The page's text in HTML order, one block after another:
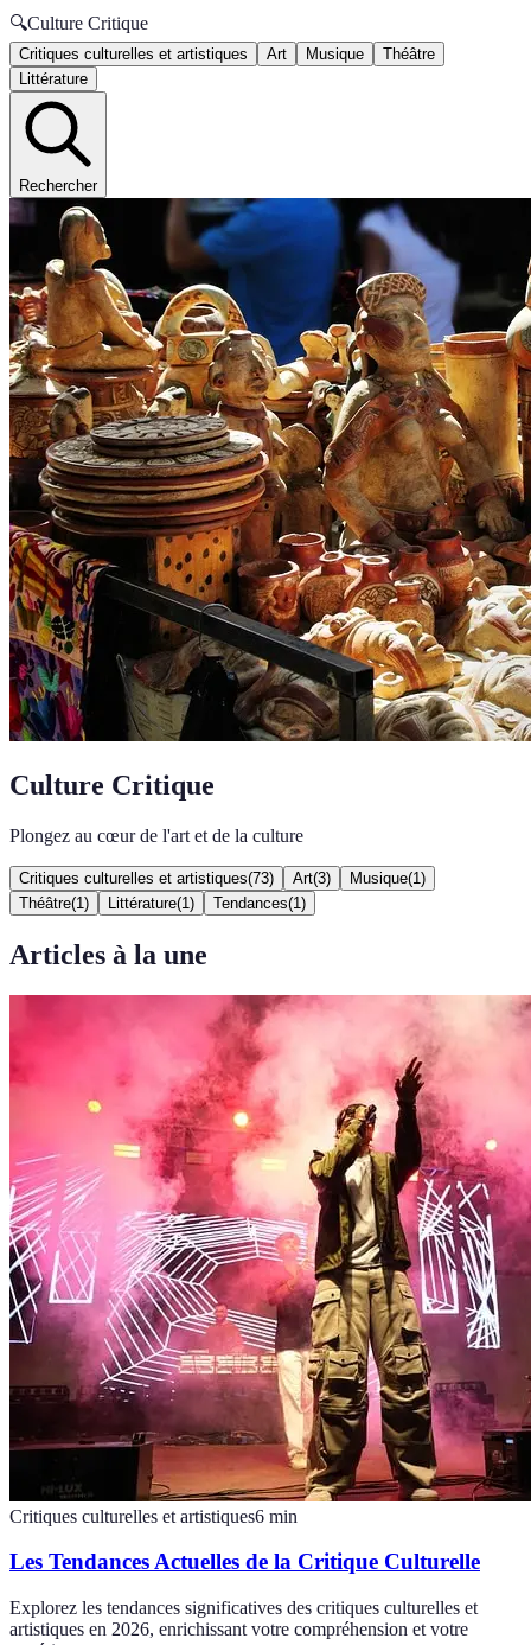
🔍Culture Critique
Critiques culturelles et artistiques Art Musique
Théâtre
Littérature
Rechercher
Culture Critique
Plongez au cœur de l'art et de la culture
Critiques culturelles et artistiques(73) Art(3) Musique(1 )
Théâtre(1 ) Littérature(1 ) Tendances(1 )
Articles à la une
Critiques culturelles et artistiques6 min
Les Tendances Actuelles de la Critique Culturelle
Explorez les tendances significatives des critiques culturelles et
artistiques en 2026, enrichissant votre compréhension et votre